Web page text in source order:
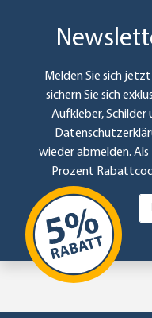
Melden Sie sich
sichern Sie sich
Aufkleber, Schilder
wieder abmelden. Als
Prozent